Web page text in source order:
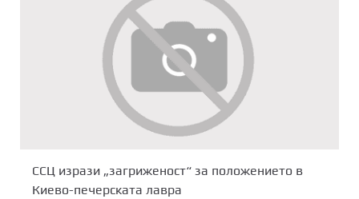
ССЦ изрази „загриженост“ за положението в
Киево-печерската лавра